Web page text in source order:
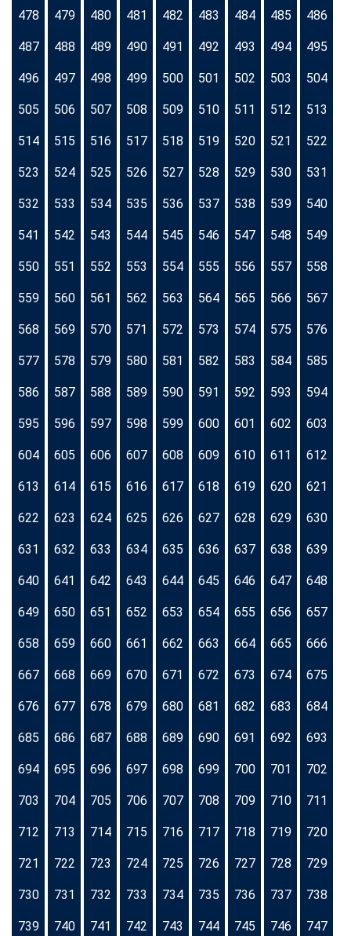
478 479 480 481 482 483 484 485 486
487 488 489 490 491 492 493 494 495
496 497 498 499 500 501 502 503 504
505 506 507 508 509 510 511 512 513
514 515 516 517 518 519 520 521 522
523 524 525 526 527 528 529 530 531
532 533 534 535 536 537 538 539 540
541 542 543 544 545 546 547 548 549
550 551 552 553 554 555 556 557 558
559 560 561 562 563 564 565 566 567
568 569 570 571 572 573 574 575 576
577 578 579 580 581 582 583 584 585
586 587 588 589 590 591 592 593 594
595 596 597 598 599 600 601 602 603
604 605 606 607 608 609 610 611 612
613 614 615 616 617 618 619 620 621
622 623 624 625 626 627 628 629 630
631 632 633 634 635 636 637 638 639
640 641 642 643 644 645 646 647 648
649 650 651 652 653 654 655 656 657
658 659 660 661 662 663 664 665 666
667 668 669 670 671 672 673 674 675
676 677 678 679 680 681 682 683 684
685 686 687 688 689 690 691 692 693
694 695 696 697 698 699 700 701 702
703 704 705 706 707 708 709 710 711
712 713 714 715 716 717 718 719 720
721 722 723 724 725 726 727 728 729
730 731 732 733 734 735 736 737 738
739 740 741 742 743 744 745 746 747